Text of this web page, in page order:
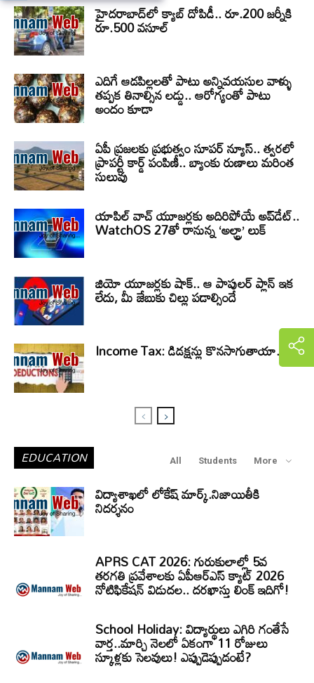
హైదరాబాద్‌లో క్యాబ్‌ దోపిడీ.. రూ.200 జర్నీకి
రూ.500 వసూల్
ఎదిగే ఆడపిల్లలతో పాటు అన్నివయసుల వాళ్ళు
తప్పక తినాల్సిన లడ్డు.. ఆరోగ్యంతో పాటు
అందం కూడా
ఏపీ ప్రజలకు ప్రభుత్వం సూపర్ న్యూస్.. త్వరలో
ప్రాపర్టీ కార్డ్ పంపిణీ.. బ్యాంకు రుణాలు మరింత
సులువు
యాపిల్ వాచ్ యూజర్లకు అదిరిపోయే అప్‌డేట్..
WatchOS 27తో రానున్న ‘అల్ట్రా’ లుక్
జియో యూజర్లకు షాక్.. ఆ పాపులర్ ప్లాన్ ఇక
లేదు, మీ జేబుకు చిల్లు పడాల్సిందే
Income Tax: డిడక్షన్లు కొనసాగుతాయా.
EDUCATION All Students More
విద్యాశాఖలో లోకేష్ మార్క్.నిజాయితీకి
నిదర్శనం
APRS CAT 2026: గురుకులాల్లో 5వ
తరగతి ప్రవేశాలకు ఏపీఆర్‌ఎస్‌ క్యాట్‌ 2026
నోటిఫికేషన్‌ విడుదల.. దరఖాస్తు లింక్‌ ఇదిగో!
School Holiday: విద్యార్థులు ఎగిరి గంతేసే
వార్త..మార్చి నెలలో ఏకంగా 11 రోజులు
స్కూళ్లకు సెలవులు! ఎప్పుడెప్పుడంటే?